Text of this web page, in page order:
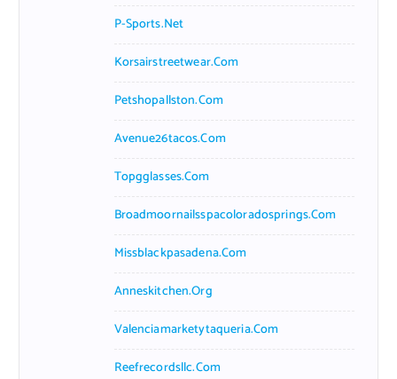
P-Sports.net
Korsairstreetwear.com
Petshopallston.com
Avenue26tacos.com
Topgglasses.com
Broadmoornailsspacoloradosprings.com
Missblackpasadena.com
Anneskitchen.org
Valenciamarketytaqueria.com
Reefrecordsllc.com